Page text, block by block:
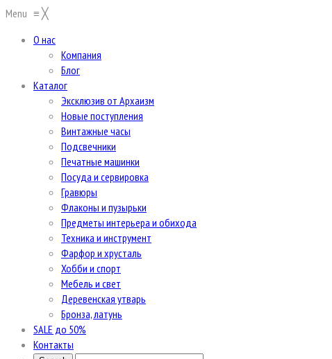
Menu ≡╳
О нас
Компания
Блог
Каталог
Эксклюзив от Архаизм
Новые поступления
Винтажные часы
Подсвечники
Печатные машинки
Посуда и сервировка
Гравюры
Флаконы и пузырьки
Предметы интерьера и обихода
Техника и инструмент
Фарфор и хрусталь
Хобби и спорт
Мебель и свет
Деревенская утварь
Бронза, латунь
SALE до 50%
Контакты